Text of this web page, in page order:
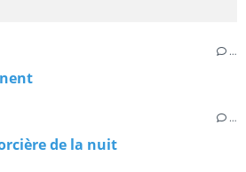
…
…
de la nuit